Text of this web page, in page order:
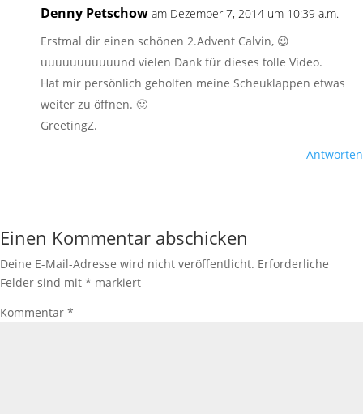
Denny Petschow am Dezember 7, 2014 um 10:39 a.m.
Erstmal dir einen schönen 2.Advent Calvin, 😉
uuuuuuuuuuund vielen Dank für dieses tolle Video.
Hat mir persönlich geholfen meine Scheuklappen etwas
weiter zu öffnen. 🙂
GreetingZ.
Antworten
Einen Kommentar abschicken
Deine E-Mail-Adresse wird nicht veröffentlicht. Erforderliche
Felder sind mit * markiert
Kommentar *